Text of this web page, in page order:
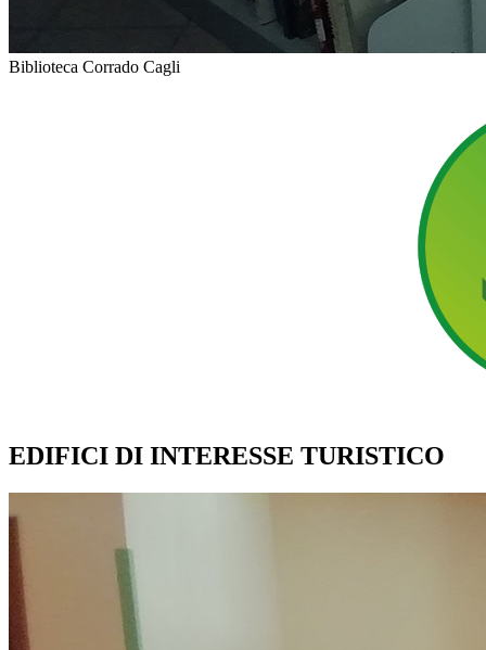
Biblioteca Corrado Cagli
EDIFICI DI INTERESSE TURISTICO